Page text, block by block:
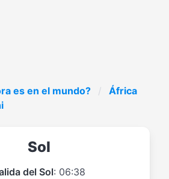
es en el mundo?
África
Sol
del Sol: 06:38